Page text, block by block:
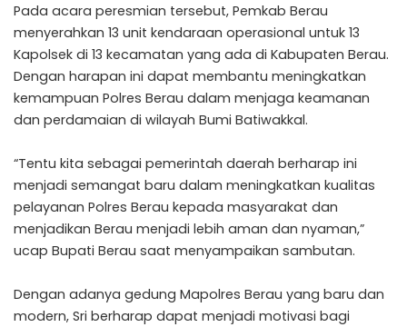
Pada acara peresmian tersebut, Pemkab Berau
menyerahkan 13 unit kendaraan operasional untuk 13
Kapolsek di 13 kecamatan yang ada di Kabupaten Berau.
Dengan harapan ini dapat membantu meningkatkan
kemampuan Polres Berau dalam menjaga keamanan
dan perdamaian di wilayah Bumi Batiwakkal.
“Tentu kita sebagai pemerintah daerah berharap ini
menjadi semangat baru dalam meningkatkan kualitas
pelayanan Polres Berau kepada masyarakat dan
menjadikan Berau menjadi lebih aman dan nyaman,”
ucap Bupati Berau saat menyampaikan sambutan.
Dengan adanya gedung Mapolres Berau yang baru dan
modern, Sri berharap dapat menjadi motivasi bagi